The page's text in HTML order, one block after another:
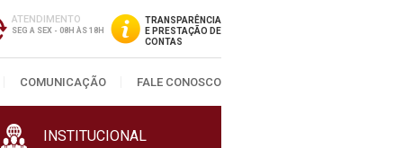
ATENDIMENTO
SEG A SEX - 08H ÀS 18H
TRANSPARÊNCIA
E PRESTAÇÃO DE
CONTAS
COMUNICAÇÃO FALE CONOSCO
INSTITUCIONAL